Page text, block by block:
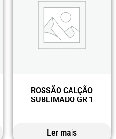
ROSSÃO CALÇÃO
SUBLIMADO GR 1
Ler mais